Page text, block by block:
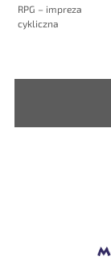
RPG – impreza
cykliczna